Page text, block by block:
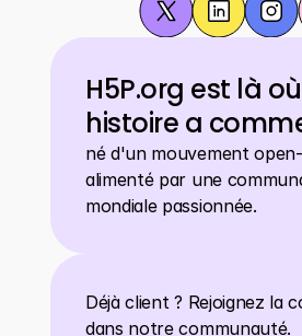
H5P.org est là
histoire a
né d'un mouvement
alimenté par une
mondiale passionnée.
Déjà client ? Rejoignez la
dans notre communauté.